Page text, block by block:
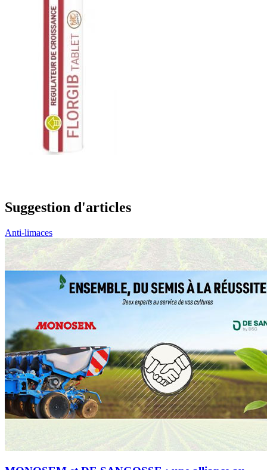
Suggestion d'articles
Anti-limaces